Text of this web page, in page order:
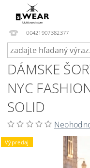
00421907382377
DÁMSKE
NYC
SOLID
Výpredaj